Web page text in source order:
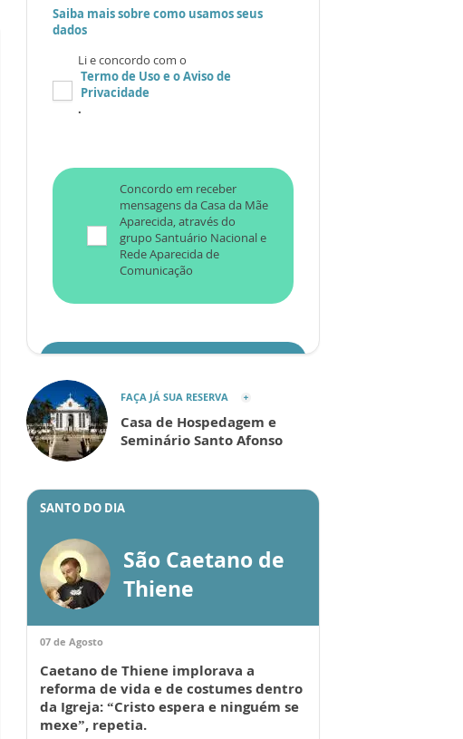
Saiba mais sobre como usamos seus
dados
Li e concordo com o
Termo de Usoe oAviso de
Privacidade
.
Concordo em receber
mensagens da Casa da Mãe
Aparecida, através do
grupo Santuário Nacional e
Rede Aparecida de
Comunicação
ENVIAR
FAÇA JÁ SUA RESERVA
Casa de Hospedagem e
Seminário Santo Afonso
SANTO DO DIA
São Caetano de
Thiene
07 de Agosto
Caetano de Thiene implorava a
reforma de vida e de costumes dentro
da Igreja: “Cristo espera e ninguém se
mexe”, repetia.